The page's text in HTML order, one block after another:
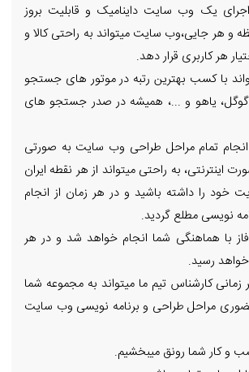
یک وب سایت داینامیک و قابلیت بروز
و هر جایی،وب سایت میتواند به راحتی کالا و
هر کاربری قرار دهد.
با کسب بهترین رتبه در موتور های جستجو
گوگل، یاهو و ...، همیشه در صدر جستجو های
انجام تمام مراحل طراحی وب سایت به صورتی
اینترنتی، به راحتی میتواند از هر نقطه ایران
خود را داشته باشید و در هر زمان از انجام
نویسی مطلع گردید.
با هماهنگی شما انجام خواهد شد و در هر
رسید.
کارشناس تیم ما میتواند به مجموعه شما
مراحل طراحی و برنامه نویسی وب سایت
و کار شما رونق میبخشیم.